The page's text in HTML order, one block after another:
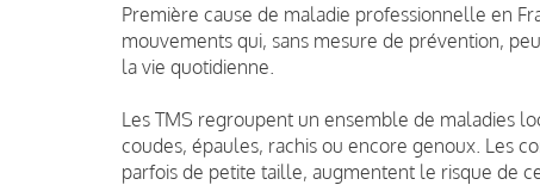
Première cause de maladie professionnelle en
mouvements qui, sans mesure de prévention,
la vie quotidienne.
Les TMS regroupent un ensemble de maladies
coudes, épaules, rachis ou encore genoux. Les
parfois de petite taille, augmentent le risque de